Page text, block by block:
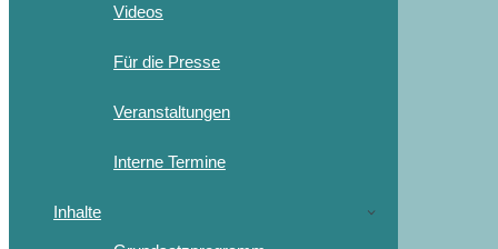
Videos
Für die Presse
Veranstaltungen
Interne Termine
Inhalte